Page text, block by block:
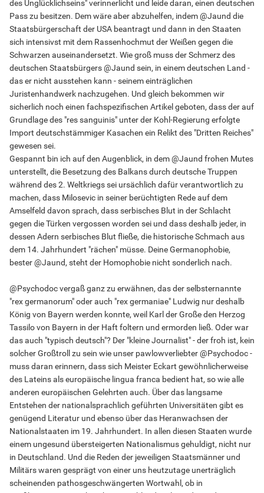
des Unglücklichseins" verinnerlicht und leide daran, einen deutschen
Pass zu besitzen. Dem wäre aber abzuhelfen, indem @Jaund die
Staatsbürgerschaft der USA beantragt und dann in den Staaten
sich intensivst mit dem Rassenhochmut der Weißen gegen die
Schwarzen auseinandersetzt. Wie groß muss der Schmerz des
deutschen Staatsbürgers @Jaund sein, in einem deutschen Land -
das er nicht ausstehen kann - seinem einträglichen
Juristenhandwerk nachzugehen. Und gleich bekommen wir
sicherlich noch einen fachspezifischen Artikel geboten, dass der auf
Grundlage des "res sanguinis" unter der Kohl-Regierung erfolgte
Import deutschstämmiger Kasachen ein Relikt des "Dritten Reiches"
gewesen sei.
Gespannt bin ich auf den Augenblick, in dem @Jaund frohen Mutes
unterstellt, die Besetzung des Balkans durch deutsche Truppen
während des 2. Weltkriegs sei ursächlich dafür verantwortlich zu
machen, dass Milosevic in seiner berüchtigten Rede auf dem
Amselfeld davon sprach, dass serbisches Blut in der Schlacht
gegen die Türken vergossen worden sei und dass deshalb jeder, in
dessen Adern serbisches Blut fließe, die historische Schmach aus
dem 14. Jahrhundert "rächen" müsse. Deine Germanophobie,
bester @Jaund, steht der Homophobie nicht sonderlich nach.
@Psychodoc vergaß ganz zu erwähnen, das der selbsternannte
"rex germanorum" oder auch "rex germaniae" Ludwig nur deshalb
König von Bayern werden konnte, weil Karl der Große den Herzog
Tassilo von Bayern in der Haft foltern und ermorden ließ. Oder war
das auch "typisch deutsch"? Der "kleine Journalist" - der froh ist, kein
solcher Großtroll zu sein wie unser pawlowverliebter @Psychodoc -
muss daran erinnern, dass sich Meister Eckart gewöhnlicherweise
des Lateins als europäische lingua franca bedient hat, so wie alle
anderen europäischen Gelehrten auch. Über das langsame
Entstehen der nationalsprachlich geführten Universitäten gibt es
genügend Literatur und ebenso über das Heranwachsen der
Nationalstaaten im 19. Jahrhundert. In allen diesen Staaten wurde
einem ungesund übersteigerten Nationalismus gehuldigt, nicht nur
in Deutschland. Und die Reden der jeweiligen Staatsmänner und
Militärs waren gesprägt von einer uns heutzutage unerträglich
scheinenden pathosgeschwängerten Wortwahl, ob in